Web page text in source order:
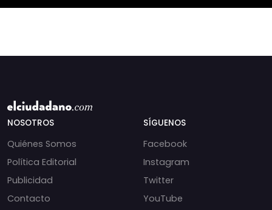
NOSOTROS
Quiénes Somos
Política Editorial
Publicidad
Contacto
SÍGUENOS
Facebook
Instagram
Twitter
YouTube